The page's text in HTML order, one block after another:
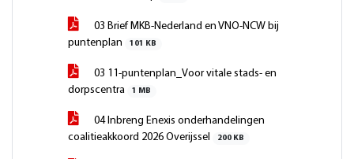
03 Brief MKB-Nederland en VNO-NCW bij
puntenplan
101 KB
03 11-puntenplan_Voor vitale stads- en
dorpscentra
1 MB
04 Inbreng Enexis onderhandelingen
coalitieakkoord 2026 Overijssel
200 KB